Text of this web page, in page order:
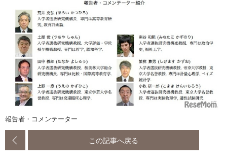
報告者・コメンテーター
この記事へ戻る